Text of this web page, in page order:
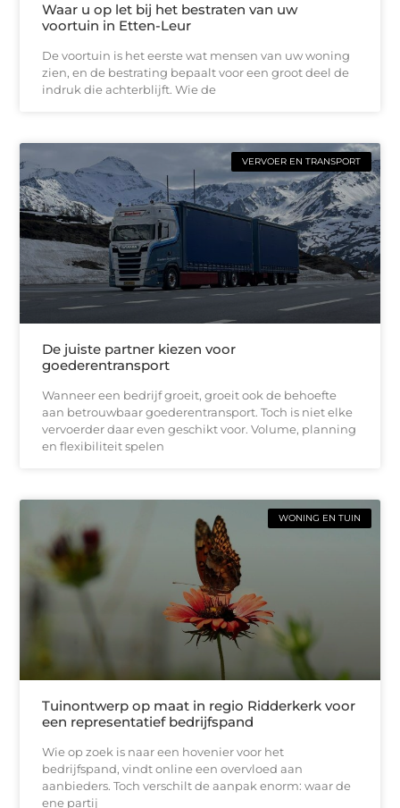
Waar u op let bij het bestraten van uw
voortuin in Etten-Leur
De voortuin is het eerste wat mensen van uw woning
zien, en de bestrating bepaalt voor een groot deel de
indruk die achterblijft. Wie de
VERVOER EN TRANSPORT
De juiste partner kiezen voor
goederentransport
Wanneer een bedrijf groeit, groeit ook de behoefte
aan betrouwbaar goederentransport. Toch is niet elke
vervoerder daar even geschikt voor. Volume, planning
en flexibiliteit spelen
WONING EN TUIN
Tuinontwerp op maat in regio Ridderkerk voor
een representatief bedrijfspand
Wie op zoek is naar een hovenier voor het
bedrijfspand, vindt online een overvloed aan
aanbieders. Toch verschilt de aanpak enorm: waar de
ene partij